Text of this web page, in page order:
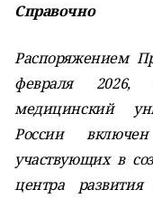
Справочно
Распоряжением
февраля 2026,
медицинский
России
участвующих в
центра развития